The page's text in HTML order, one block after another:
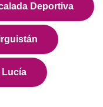
Deportiva
Lucía